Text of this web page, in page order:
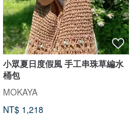
小眾夏日度假風 手工串珠草編水
桶包
MOKAYA
NT$ 1,218